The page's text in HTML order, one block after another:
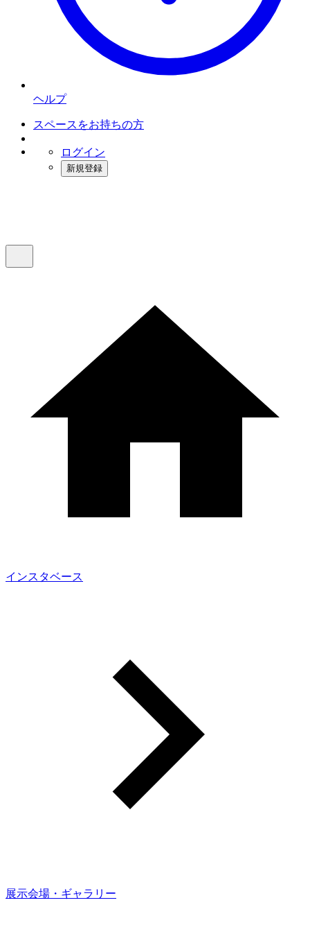
ヘルプ
スペースをお持ちの方
ログイン
新規登録
インスタベース
展示会場・ギャラリー